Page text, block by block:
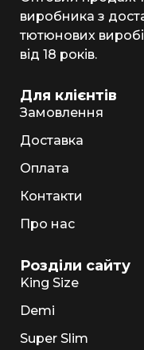
виробника з
тютюнових
від 18 років.
Для клієнтів
Замовлення
Доставка
Оплата
Контакти
Про нас
Розділи сайту
King Size
Demi
Super Slim